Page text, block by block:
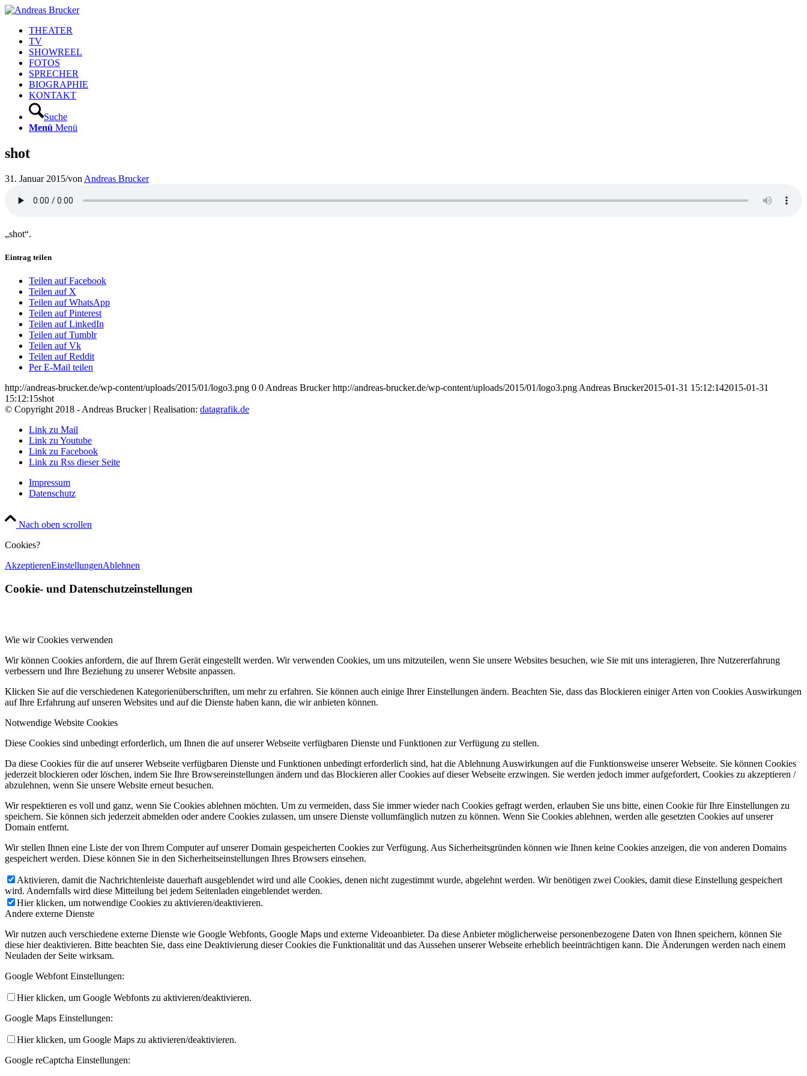
THEATER
TV
SHOWREEL
FOTOS
SPRECHER
BIOGRAPHIE
KONTAKT
Suche
Menü Menü
shot
31. Januar 2015/von Andreas Brucker
„shot“.
Eintrag teilen
Teilen auf Facebook
Teilen auf X
Teilen auf WhatsApp
Teilen auf Pinterest
Teilen auf LinkedIn
Teilen auf Tumblr
Teilen auf Vk
Teilen auf Reddit
Per E-Mail teilen
http://andreas-brucker.de/wp-content/uploads/2015/01/logo3.png 0 0 Andreas Brucker http://andreas-brucker.de/wp-content/uploads/2015/01/logo3.png Andreas Brucker2015-01-31 15:12:142015-01-31
15:12:15shot
© Copyright 2018 - Andreas Brucker | Realisation: datagrafik.de
Link zu Mail
Link zu Youtube
Link zu Facebook
Link zu Rss dieser Seite
Impressum
Datenschutz
Nach oben scrollen
Cookies?
AkzeptierenEinstellungenAblehnen
Cookie- und Datenschutzeinstellungen
Wie wir Cookies verwenden
Wir können Cookies anfordern, die auf Ihrem Gerät eingestellt werden. Wir verwenden Cookies, um uns mitzuteilen, wenn Sie unsere Websites besuchen, wie Sie mit uns interagieren, Ihre Nutzererfahrung
verbessern und Ihre Beziehung zu unserer Website anpassen.
Klicken Sie auf die verschiedenen Kategorienüberschriften, um mehr zu erfahren. Sie können auch einige Ihrer Einstellungen ändern. Beachten Sie, dass das Blockieren einiger Arten von Cookies Auswirkungen
auf Ihre Erfahrung auf unseren Websites und auf die Dienste haben kann, die wir anbieten können.
Notwendige Website Cookies
Diese Cookies sind unbedingt erforderlich, um Ihnen die auf unserer Webseite verfügbaren Dienste und Funktionen zur Verfügung zu stellen.
Da diese Cookies für die auf unserer Webseite verfügbaren Dienste und Funktionen unbedingt erforderlich sind, hat die Ablehnung Auswirkungen auf die Funktionsweise unserer Webseite. Sie können Cookies
jederzeit blockieren oder löschen, indem Sie Ihre Browsereinstellungen ändern und das Blockieren aller Cookies auf dieser Webseite erzwingen. Sie werden jedoch immer aufgefordert, Cookies zu akzeptieren /
abzulehnen, wenn Sie unsere Website erneut besuchen.
Wir respektieren es voll und ganz, wenn Sie Cookies ablehnen möchten. Um zu vermeiden, dass Sie immer wieder nach Cookies gefragt werden, erlauben Sie uns bitte, einen Cookie für Ihre Einstellungen zu
speichern. Sie können sich jederzeit abmelden oder andere Cookies zulassen, um unsere Dienste vollumfänglich nutzen zu können. Wenn Sie Cookies ablehnen, werden alle gesetzten Cookies auf unserer
Domain entfernt.
Wir stellen Ihnen eine Liste der von Ihrem Computer auf unserer Domain gespeicherten Cookies zur Verfügung. Aus Sicherheitsgründen können wie Ihnen keine Cookies anzeigen, die von anderen Domains
gespeichert werden. Diese können Sie in den Sicherheitseinstellungen Ihres Browsers einsehen.
Aktivieren, damit die Nachrichtenleiste dauerhaft ausgeblendet wird und alle Cookies, denen nicht zugestimmt wurde, abgelehnt werden. Wir benötigen zwei Cookies, damit diese Einstellung gespeichert
wird. Andernfalls wird diese Mitteilung bei jedem Seitenladen eingeblendet werden.
Hier klicken, um notwendige Cookies zu aktivieren/deaktivieren.
Andere externe Dienste
Wir nutzen auch verschiedene externe Dienste wie Google Webfonts, Google Maps und externe Videoanbieter. Da diese Anbieter möglicherweise personenbezogene Daten von Ihnen speichern, können Sie
diese hier deaktivieren. Bitte beachten Sie, dass eine Deaktivierung dieser Cookies die Funktionalität und das Aussehen unserer Webseite erheblich beeinträchtigen kann. Die Änderungen werden nach einem
Neuladen der Seite wirksam.
Google Webfont Einstellungen:
Hier klicken, um Google Webfonts zu aktivieren/deaktivieren.
Google Maps Einstellungen:
Hier klicken, um Google Maps zu aktivieren/deaktivieren.
Google reCaptcha Einstellungen: